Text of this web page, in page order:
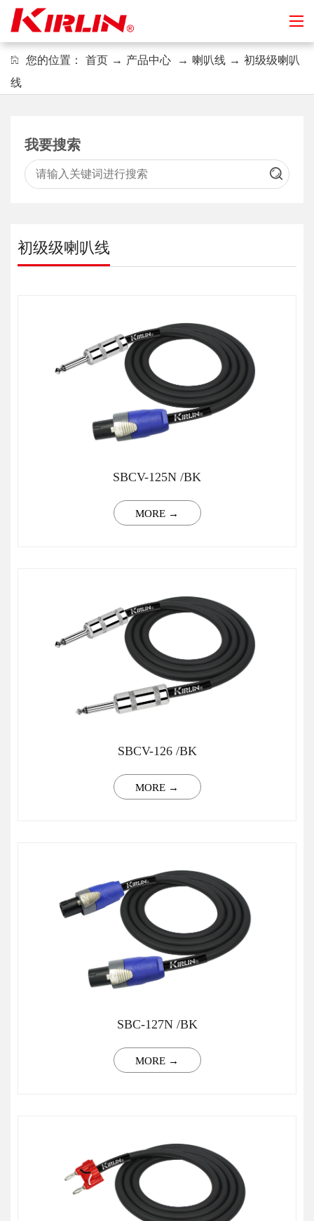
您的位置： 首页 → 产品中心 → 喇叭线 → 初级级喇叭
线
我要搜索
初级级喇叭线
SBCV-125N /BK
MORE →
SBCV-126 /BK
MORE →
SBC-127N /BK
MORE →